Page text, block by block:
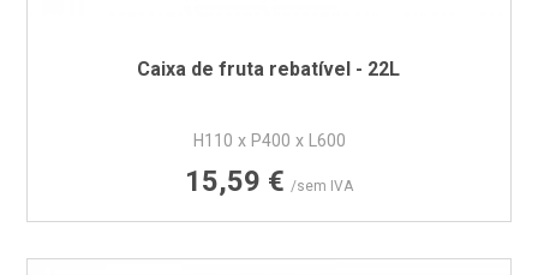
Caixa de fruta rebatível - 22L
H110 x P400 x L600
Preço
15,59 € /sem IVA